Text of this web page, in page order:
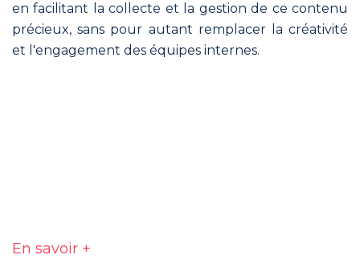
en facilitant la collecte et la gestion de ce contenu
précieux, sans pour autant remplacer la créativité
et l'engagement des équipes internes.
En savoir +